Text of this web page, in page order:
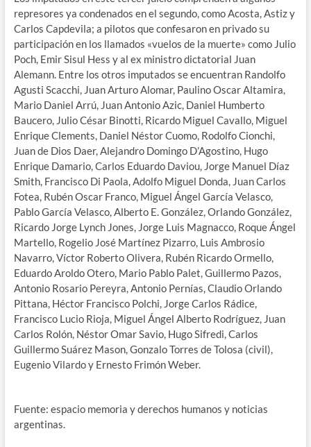
represores ya condenados en el segundo, como Acosta, Astiz y
Carlos Capdevila; a pilotos que confesaron en privado su
participación en los llamados «vuelos de la muerte» como Julio
Poch, Emir Sisul Hess y al ex ministro dictatorial Juan
Alemann. Entre los otros imputados se encuentran Randolfo
Agusti Scacchi, Juan Arturo Alomar, Paulino Oscar Altamira,
Mario Daniel Arrú, Juan Antonio Azic, Daniel Humberto
Baucero, Julio César Binotti, Ricardo Miguel Cavallo, Miguel
Enrique Clements, Daniel Néstor Cuomo, Rodolfo Cionchi,
Juan de Dios Daer, Alejandro Domingo D’Agostino, Hugo
Enrique Damario, Carlos Eduardo Daviou, Jorge Manuel Díaz
Smith, Francisco Di Paola, Adolfo Miguel Donda, Juan Carlos
Fotea, Rubén Oscar Franco, Miguel Ángel García Velasco,
Pablo García Velasco, Alberto E. González, Orlando González,
Ricardo Jorge Lynch Jones, Jorge Luis Magnacco, Roque Ángel
Martello, Rogelio José Martínez Pizarro, Luis Ambrosio
Navarro, Víctor Roberto Olivera, Rubén Ricardo Ormello,
Eduardo Aroldo Otero, Mario Pablo Palet, Guillermo Pazos,
Antonio Rosario Pereyra, Antonio Pernías, Claudio Orlando
Pittana, Héctor Francisco Polchi, Jorge Carlos Rádice,
Francisco Lucio Rioja, Miguel Ángel Alberto Rodríguez, Juan
Carlos Rolón, Néstor Omar Savio, Hugo Sifredi, Carlos
Guillermo Suárez Mason, Gonzalo Torres de Tolosa (civil),
Eugenio Vilardo y Ernesto Frimón Weber.
Fuente: espacio memoria y derechos humanos y noticias
argentinas.